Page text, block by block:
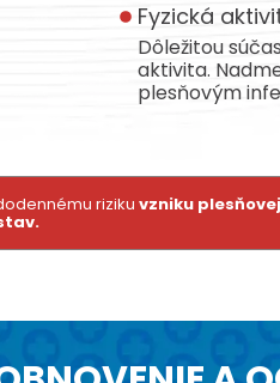
Fyzická
Dôležitou
aktivita.
plesňovým
rizikuvzniku